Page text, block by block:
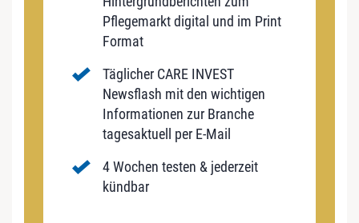
Pflegemarkt digital und im Print
Format
Täglicher CARE INVEST
Newsflash mit den wichtigen
Informationen zur Branche
tagesaktuell per E-Mail
4 Wochen testen & jederzeit
kündbar